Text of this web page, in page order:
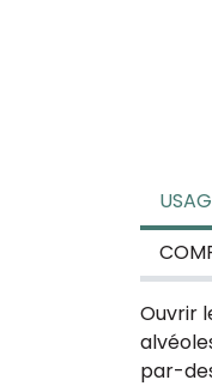
Ouvrir
par-